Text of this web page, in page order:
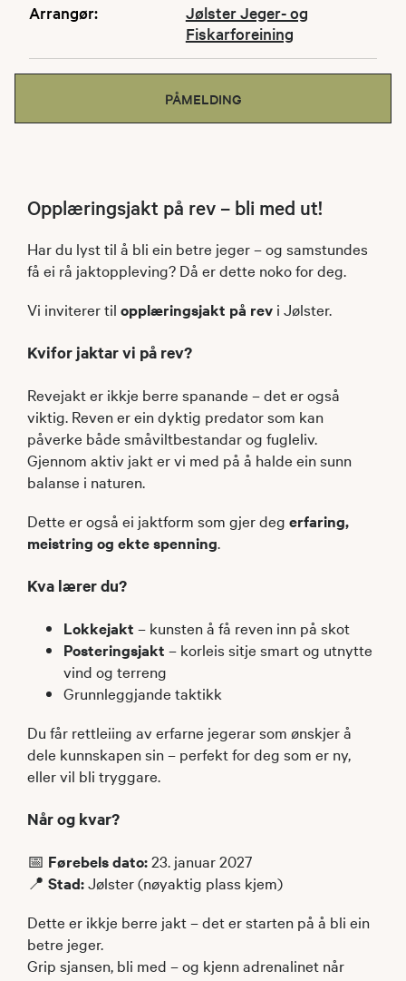
Arrangør:
Jølster Jeger- og
Fiskarforeining
PÅMELDING
Opplæringsjakt på rev – bli med ut!
Har du lyst til å bli ein betre jeger – og samstundes
få ei rå jaktoppleving? Då er dette noko for deg.
Vi inviterer til opplæringsjakt på rev i Jølster.
Kvifor jaktar vi på rev?
Revejakt er ikkje berre spanande – det er også
viktig. Reven er ein dyktig predator som kan
påverke både småviltbestandar og fugleliv.
Gjennom aktiv jakt er vi med på å halde ein sunn
balanse i naturen.
Dette er også ei jaktform som gjer deg erfaring,
meistring og ekte spenning.
Kva lærer du?
Lokkejakt – kunsten å få reven inn på skot
Posteringsjakt – korleis sitje smart og utnytte
vind og terreng
Grunnleggjande taktikk
Du får rettleiing av erfarne jegerar som ønskjer å
dele kunnskapen sin – perfekt for deg som er ny,
eller vil bli tryggare.
Når og kvar?
📅 Førebels dato:23. januar 2027
📍 Stad:Jølster (nøyaktig plass kjem)
Dette er ikkje berre jakt – det er starten på å bli ein
betre jeger.
Grip sjansen, bli med – og kjenn adrenalinet når